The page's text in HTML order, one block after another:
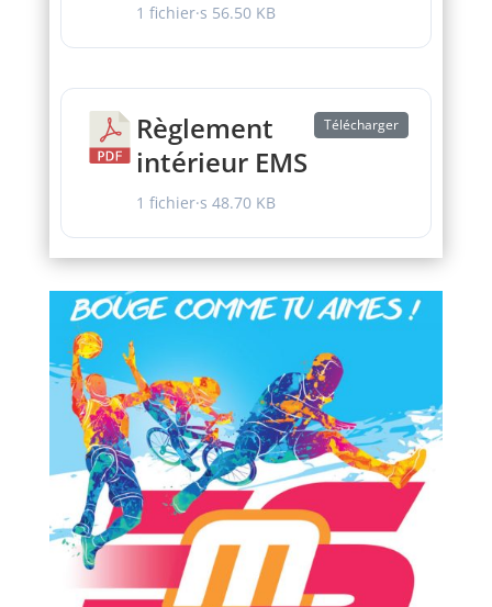
1 fichier·s 56.50 KB
Règlement
intérieur EMS
1 fichier·s 48.70 KB
Télécharger